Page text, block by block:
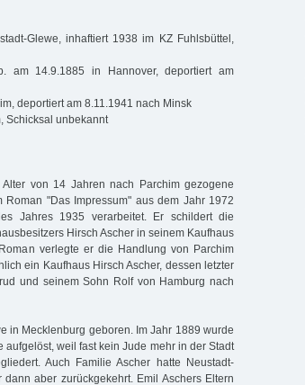
Glewe, inhaftiert 1938 im KZ Fuhlsbüttel,
am 14.9.1885 in Hannover, deportiert am
deportiert am 8.11.1941 nach Minsk
Schicksal unbekannt
von 14 Jahren nach Parchim gezogene
"Das Impressum" aus dem Jahr 1972
Jahres 1935 verarbeitet. Er schildert die
Hirsch Ascher in seinem Kaufhaus
verlegte er die Handlung von Parchim
ein Kaufhaus Hirsch Ascher, dessen letzter
und seinem Sohn Rolf von Hamburg nach
in Mecklenburg geboren. Im Jahr 1889 wurde
weil fast kein Jude mehr in der Stadt
Auch Familie Ascher hatte Neustadt-
aber zurückgekehrt. Emil Aschers Eltern